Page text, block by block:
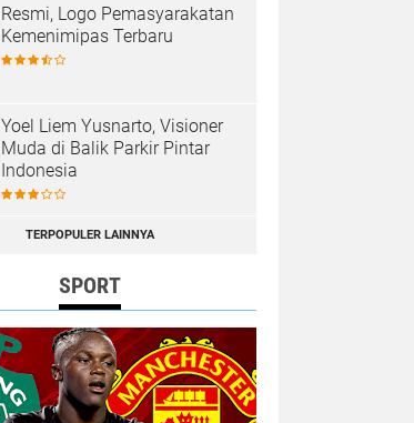
Resmi, Logo Pemasyarakatan
Kemenimipas Terbaru
Yoel Liem Yusnarto, Visioner
Muda di Balik Parkir Pintar
Indonesia
TERPOPULER LAINNYA
SPORT